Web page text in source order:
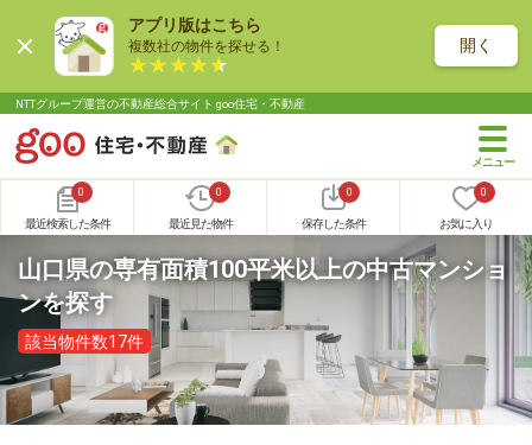
アプリ版はこちら
複数社の物件を探せる！ 開く
NTTグループ運営の不動産総合サイト goo住宅・不動産
0
最近検索した条件
0
最近見た物件
0
保存した条件
0
お気に入り
山口県の専有面積100平米以上の中古マンショ
ンを探す
該当物件数17件